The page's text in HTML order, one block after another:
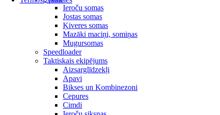
Ieroču somas
Jostas somas
Ķiveres somas
Mazāki maciņi, somiņas
Mugursomas
Speedloader
Taktiskais ekipējums
Aizsarglīdzekļi
Apavi
Bikses un Kombinezoni
Cepures
Cimdi